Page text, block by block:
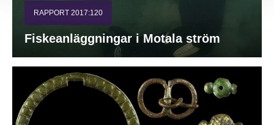
RAPPORT 2017:120
Fiskeanläggningar i Motala ström